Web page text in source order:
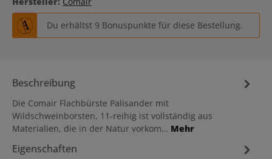
Du erhältst 9 Bonuspunkte für diese Bestellung.
Beschreibung
Die Comair Flachbürste Palisander mit
Wildschweinborsten, 11-reihig ist vollständig aus
Materialien, die in der Natur vorkom… Mehr
Eigenschaften